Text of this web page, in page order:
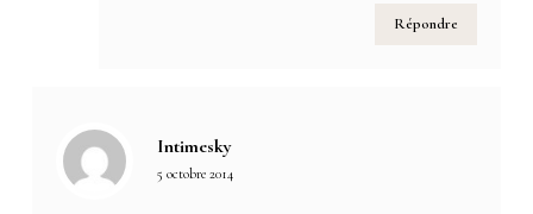
Répondre
Intimesky
5 octobre 2014